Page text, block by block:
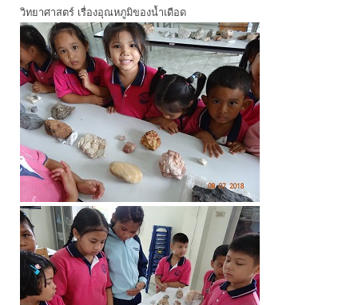
วิทยาศาสตร์ เรื่องอุณหภูมิของน้ำเดือด